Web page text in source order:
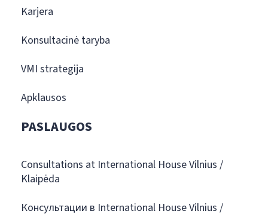
Karjera
Konsultacinė taryba
VMI strategija
Apklausos
PASLAUGOS
Consultations at International House Vilnius /
Klaipėda
Консультации в International House Vilnius /